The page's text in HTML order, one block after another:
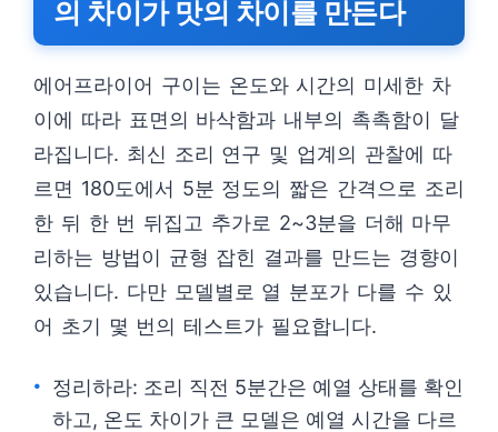
의 차이가 맛의 차이를 만든다
에어프라이어 구이는 온도와 시간의 미세한 차
이에 따라 표면의 바삭함과 내부의 촉촉함이 달
라집니다. 최신 조리 연구 및 업계의 관찰에 따
르면 180도에서 5분 정도의 짧은 간격으로 조리
한 뒤 한 번 뒤집고 추가로 2~3분을 더해 마무
리하는 방법이 균형 잡힌 결과를 만드는 경향이
있습니다. 다만 모델별로 열 분포가 다를 수 있
어 초기 몇 번의 테스트가 필요합니다.
정리하라: 조리 직전 5분간은 예열 상태를 확인
하고, 온도 차이가 큰 모델은 예열 시간을 다르